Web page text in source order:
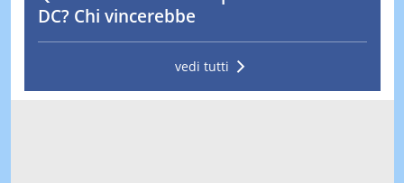
DC? Chi vincerebbe
vedi tutti